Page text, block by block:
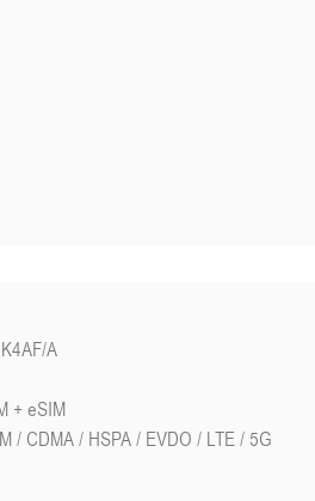
A
+ eSIM
/ CDMA / HSPA / EVDO / LTE / 5G